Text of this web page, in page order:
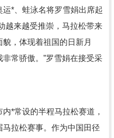
*、蛙泳名将罗雪娟出席起
越来越受推崇，马拉松带来
，体现着祖国的日新月
常骄傲。”罗雪娟在接受采
常设的半程马拉松赛道，
拉松赛事。作为中国田径